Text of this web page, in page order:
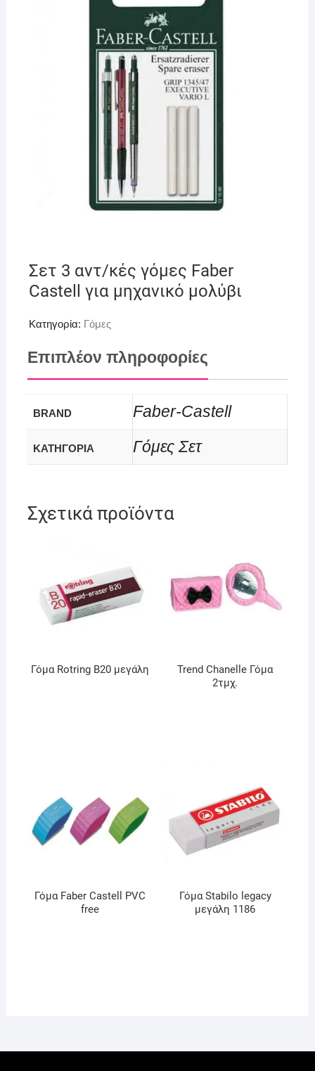
Σετ 3 αντ/κές γόμες Faber
Castell για μηχανικό μολύβι
Κατηγορία: Γόμες
Επιπλέον πληροφορίες
BRAND Faber-Castell
ΚΑΤΗΓΟΡΙΑ Γόμες Σετ
Σχετικά προϊόντα
Γόμα Rotring B20 μεγάλη
Trend Chanelle Γόμα
2τμχ.
Γόμα Faber Castell PVC
free
Γόμα Stabilo legacy
μεγάλη 1186